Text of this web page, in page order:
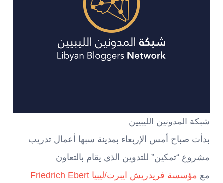
شبكة المدونين الليبيين
بدأت صباح أمس الإربعاء بمدينة سبها أعمال تدريب
مشروع “تمكين” للتدوين الذي يقام بالتعاون
مع
مؤسسة فريدريش ايبرت/ليبيا Friedrich Ebert